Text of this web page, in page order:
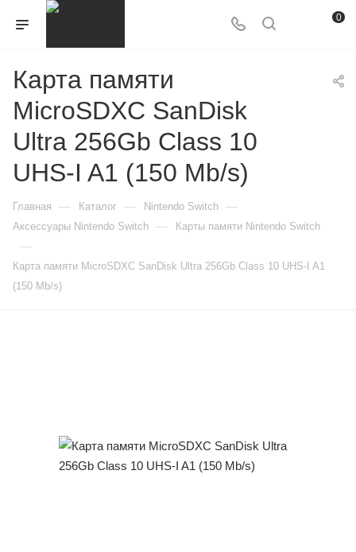
0
Карта памяти
MicroSDXC SanDisk
Ultra 256Gb Class 10
UHS-I A1 (150 Mb/s)
Главная — Каталог — Nintendo Switch —
Аксессуары Nintendo Switch — Карты памяти Nintendo Switch
—
Карта памяти MicroSDXC SanDisk Ultra 256Gb Class 10 UHS-I A1
(150 Mb/s)